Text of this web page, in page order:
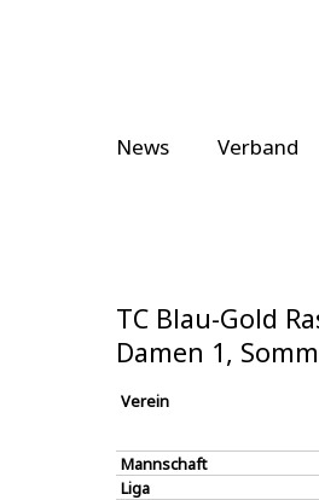
News Verband
TC Blau-Gold
Damen 1,
Verein
Mannschaft
Liga